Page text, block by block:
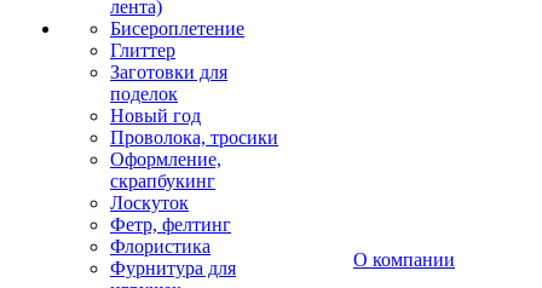
лента)
Бисероплетение
Глиттер
Заготовки для
поделок
Новый год
Проволока, тросики
Оформление,
скрапбукинг
Лоскуток
Фетр, фелтинг
Флористика
Фурнитура для
О компании